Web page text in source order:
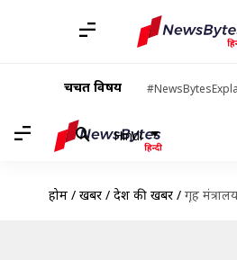
चर्चित विषय
Hindi
होम / खबरें / देश की खबरें / गृह